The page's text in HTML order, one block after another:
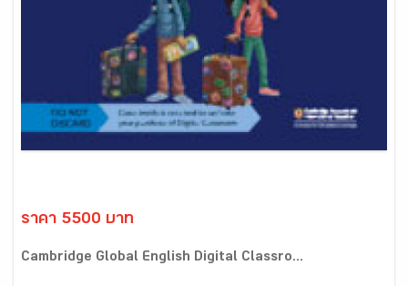
ราคา 5500 บาท
Cambridge Global English Digital Classro...